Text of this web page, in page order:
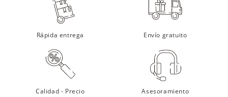
Rápida entrega Envío gratuito
Calidad - Precio Asesoramiento